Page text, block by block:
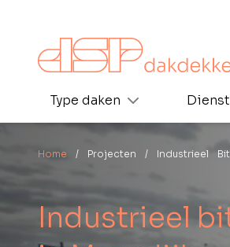
Type daken
Home / Projecten / Industrieel
Industrieel